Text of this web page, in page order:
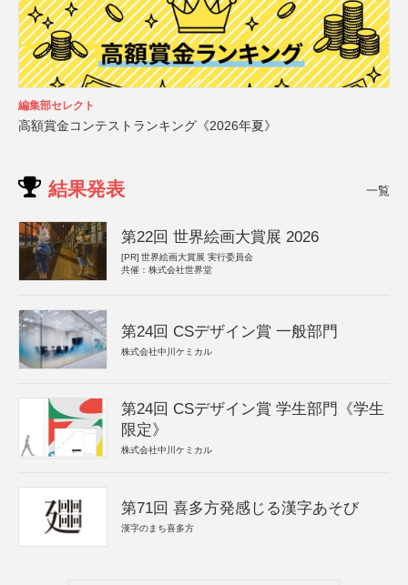
編集部セレクト
高額賞金コンテストランキング《2026年夏》
結果発表 一覧
第22回 世界絵画大賞展 2026
[PR] 世界絵画大賞展 実行委員会
共催：株式会社世界堂
第24回 CSデザイン賞 一般部門
株式会社中川ケミカル
第24回 CSデザイン賞 学生部門《学生
限定》
株式会社中川ケミカル
第71回 喜多方発感じる漢字あそび
漢字のまち喜多方